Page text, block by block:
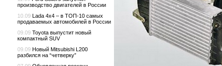
производство двигателей в России
10.09 Lada 4x4 – в ТОП-10 самых
продаваемых автомобилей в России
09.09 Toyota выпустит новый
компактный SUV
09.09 Новый Mitsubishi L200
разбился на “четверку”